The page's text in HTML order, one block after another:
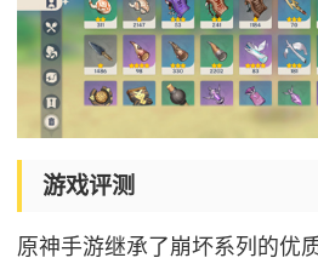
游戏评测
原神手游继承了崩坏系列的优